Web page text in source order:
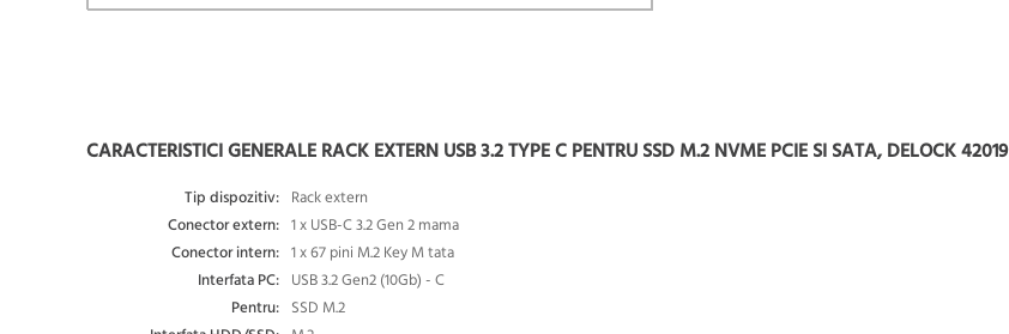
CARACTERISTICI GENERALE RACK EXTERN USB 3.2 TYPE C PENTRU SSD M.2 NVME PCIE SI SATA, DELOCK 42019
Tip dispozitiv: Rack extern
Conector extern: 1 x USB-C 3.2 Gen 2 mama
Conector intern: 1 x 67 pini M.2 Key M tata
Interfata PC: USB 3.2 Gen2 (10Gb) - C
Pentru: SSD M.2